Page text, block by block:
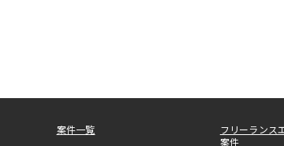
案件一覧
フリーランス
案件